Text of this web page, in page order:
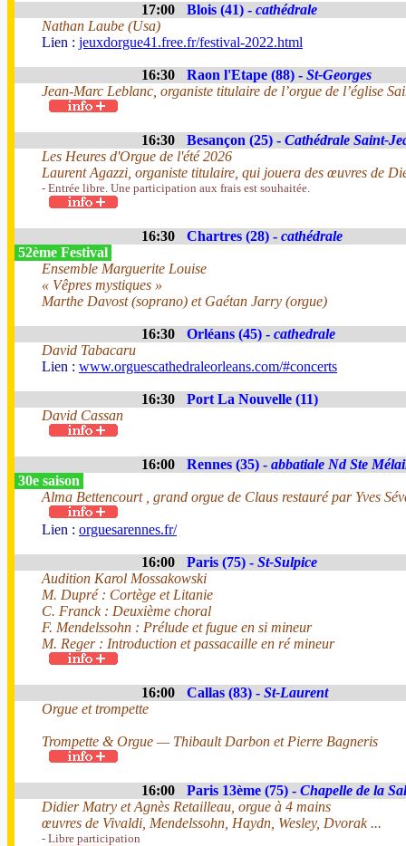
17:00 Blois (41) - cathédrale
Nathan Laube (Usa)
Lien : jeuxdorgue41.free.fr/festival-2022.html
16:30 Raon l'Etape (88) - St-Georges
Jean-Marc Leblanc, organiste titulaire de l’orgue de l’église
16:30 Besançon (25) - Cathédrale Saint-
Les Heures d'Orgue de l'été 2026
Laurent Agazzi, organiste titulaire, qui jouera des œuvres de
- Entrée libre. Une participation aux frais est souhaitée.
16:30 Chartres (28) - cathédrale
52ème Festival
Ensemble Marguerite Louise
« Vêpres mystiques »
Marthe Davost (soprano) et Gaétan Jarry (orgue)
16:30 Orléans (45) - cathedrale
David Tabacaru
Lien : www.orguescathedraleorleans.com/#concerts
16:30
Port La Nouvelle (11)
David Cassan
16:00 Rennes (35) - abbatiale Nd Ste
30e saison
Alma Bettencourt , grand orgue de Claus restauré par Yves
Lien : orguesarennes.fr/
16:00 Paris (75) - St-Sulpice
Audition Karol Mossakowski
M. Dupré : Cortège et Litanie
C. Franck : Deuxième choral
F. Mendelssohn : Prélude et fugue en si mineur
M. Reger : Introduction et passacaille en ré mineur
16:00 Callas (83) - St-Laurent
Orgue et trompette
Trompette & Orgue — Thibault Darbon et Pierre Bagneris
16:00 Paris 13ème (75) - Chapelle de la
Didier Matry et Agnès Retailleau, orgue à 4 mains
œuvres de Vivaldi, Mendelssohn, Haydn, Wesley, Dvorak ...
- Libre participation